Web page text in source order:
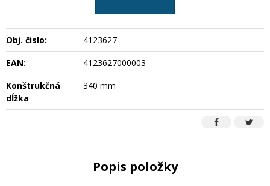
Obj. čislo:
4123627
EAN:
4123627000003
Konštrukčná
dĺžka
340 mm
Popis položky